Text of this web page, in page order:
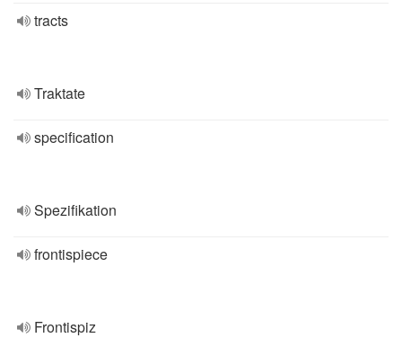
tracts
Traktate
specification
Spezifikation
frontispiece
Frontispiz